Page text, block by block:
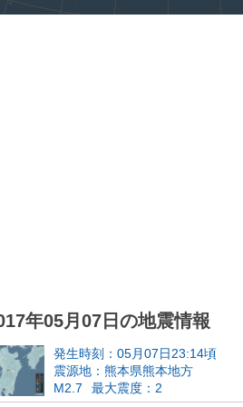
年05月07日の地震情報
発生時刻：05月07日23:14頃
震源地：熊本県熊本地方
M2.7
最大震度：2